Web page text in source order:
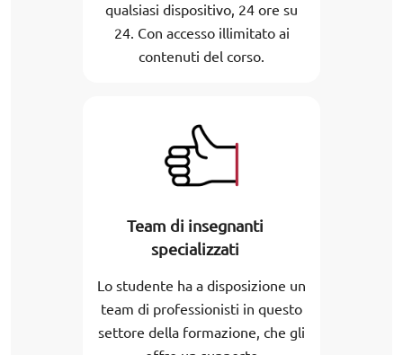
qualsiasi dispositivo, 24 ore su
24. Con accesso illimitato ai
contenuti del corso.
Team di insegnanti
specializzati
Lo studente ha a disposizione un
team di professionisti in questo
settore della formazione, che gli